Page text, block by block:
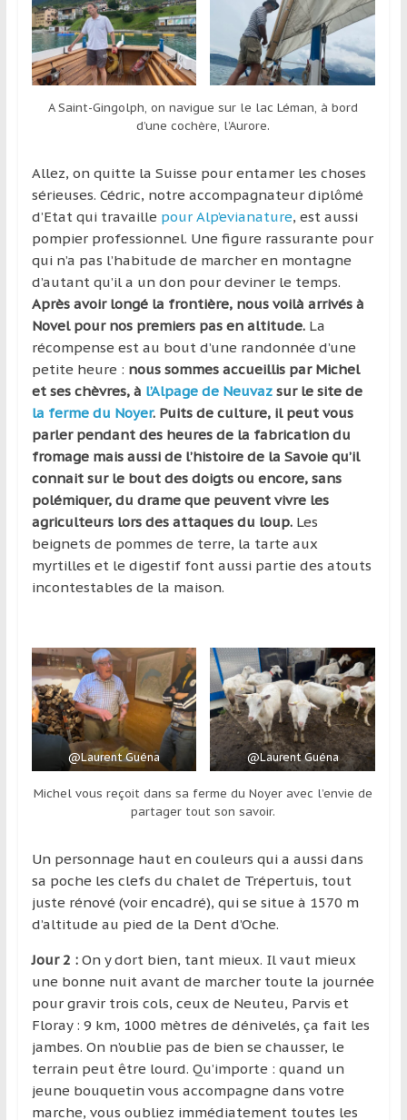
A Saint-Gingolph, on navigue sur le lac Léman, à bord
d’une cochère, l’Aurore.
Allez, on quitte la Suisse pour entamer les choses
sérieuses. Cédric, notre accompagnateur diplômé
d’Etat qui travaille pour Alp’evianature, est aussi
pompier professionnel. Une figure rassurante pour
qui n’a pas l’habitude de marcher en montagne
d’autant qu’il a un don pour deviner le temps.
Après avoir longé la frontière, nous voilà arrivés à
Novel pour nos premiers pas en altitude.La
récompense est au bout d’une randonnée d’une
petite heure : nous sommes accueillis par Michel
et ses chèvres, à l’Alpage de Neuvazsur le site de
la ferme du Noyer. Puits de culture, il peut vous
parler pendant des heures de la fabrication du
fromage mais aussi de l’histoire de la Savoie qu’il
connait sur le bout des doigts ou encore, sans
polémiquer, du drame que peuvent vivre les
agriculteurs lors des attaques du loup.Les
beignets de pommes de terre, la tarte aux
myrtilles et le digestif font aussi partie des atouts
incontestables de la maison.
@Laurent Guéna @Laurent Guéna
Michel vous reçoit dans sa ferme du Noyer avec l’envie de
partager tout son savoir.
Un personnage haut en couleurs qui a aussi dans
sa poche les clefs du chalet de Trépertuis, tout
juste rénové (voir encadré), qui se situe à 1570 m
d’altitude au pied de la Dent d’Oche.
Jour 2 : On y dort bien, tant mieux. Il vaut mieux
une bonne nuit avant de marcher toute la journée
pour gravir trois cols, ceux de Neuteu, Parvis et
Floray : 9 km, 1000 mètres de dénivelés, ça fait les
jambes. On n’oublie pas de bien se chausser, le
terrain peut être lourd. Qu’importe : quand un
jeune bouquetin vous accompagne dans votre
marche, vous oubliez immédiatement toutes les